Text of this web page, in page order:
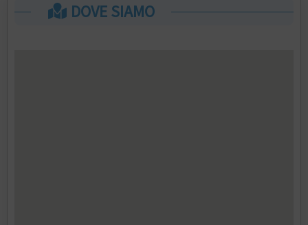
DOVE SIAMO